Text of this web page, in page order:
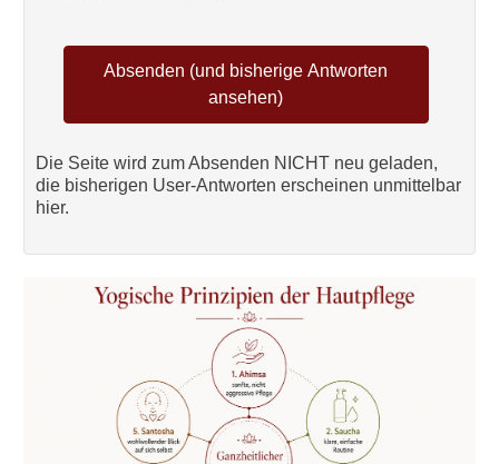
Die Seite wird zum Absenden NICHT neu geladen,
die bisherigen User-Antworten erscheinen unmittelbar
hier.